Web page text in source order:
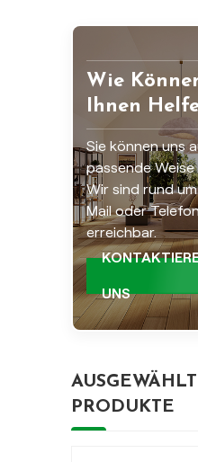
Wie
Ihnen
Sie können uns
passende
Wir sind rund
Mail oder
erreichbar.
UNS
PRODUKTE